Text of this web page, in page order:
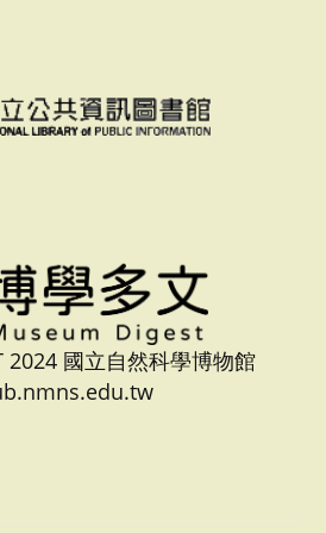
2024 國立自然科學博物館